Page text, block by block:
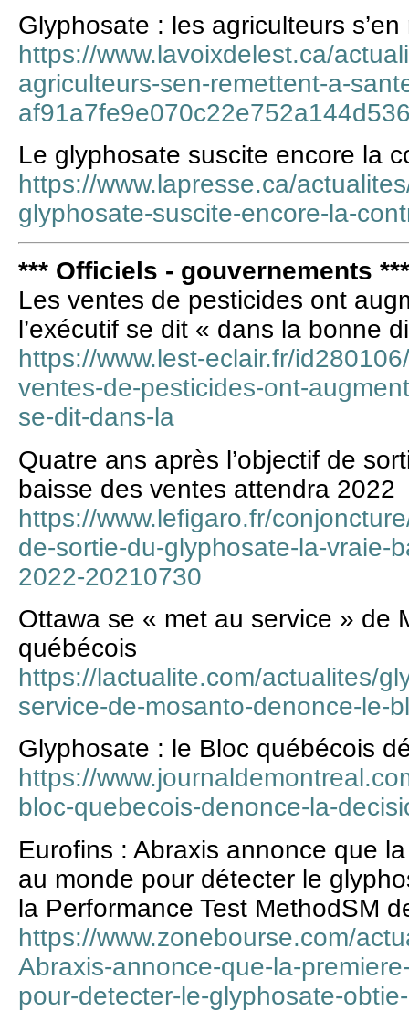
Glyphosate : les agriculteurs
https://www.lavoixdelest.ca/
agriculteurs-sen-remettent-a-
Le glyphosate suscite encore la
https://www.lapresse.ca/
glyphosate-suscite-encore-la-
*** Officiels - gouvernements ***
Les ventes de pesticides ont
l’exécutif se dit « dans la bonne
https://www.lest-eclair.fr/
ventes-de-pesticides-ont-
se-dit-dans-la
Quatre ans après l’objectif de
baisse des ventes attendra 2022
https://www.lefigaro.fr/
de-sortie-du-glyphosate-la-vraie-
2022-20210730
Ottawa se « met au service » de
québécois
https://lactualite.com/actualites/
service-de-mosanto-denonce-le-
Glyphosate : le Bloc québécois
https://
bloc-quebecois-denonce-la-
Eurofins : Abraxis annonce que
au monde pour détecter le
la Performance Test MethodSM
https://www.zonebourse.com/
Abraxis-annonce-que-la-
pour-detecter-le-glyphosate-